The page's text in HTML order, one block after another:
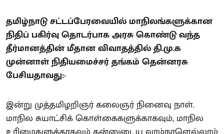
தமிழ்நாடு சட்டப்பேரவையில் மாநிலங்களுக்கான
நிதிப் பகிர்வு தொடர்பாக அரசு கொண்டு வந்த
தீர்மானத்தின் மீதான விவாதத்தில் தி.மு.க
முன்னாள் நிதியமைச்சர் தங்கம் தென்னரசு
பேசியதாவது:-
இன்று முத்தமிழறிஞர் கலைஞர் நினைவு நாள்.
மாநில சுயாட்சிக் கொள்கைகளுக்காகவும், மாநில